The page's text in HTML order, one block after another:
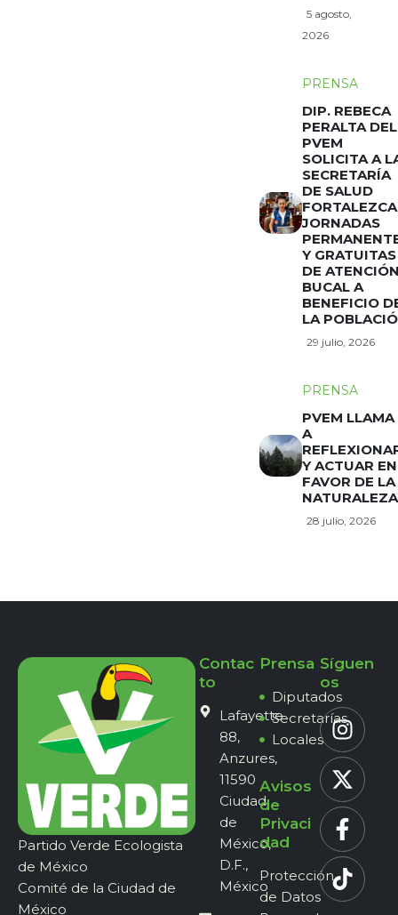
5 agosto,
2026
PRENSA
DIP. REBECA
PERALTA DEL
PVEM
SOLICITA A
SECRETARÍA
DE SALUD
FORTALEZCA
JORNADAS
Y GRATUITAS
DE
BUCAL A
BENEFICIO
LA
29 julio, 2026
PRENSA
PVEM LLAMA
A
Y ACTUAR EN
FAVOR DE LA
NATURALEZA
28 julio, 2026
Partido Verde Ecologista
de México
Comité de la Ciudad de
México
Contac
to
Lafayette
88,
Anzures,
11590
Ciudad
de
México,
D.F.,
México
Prensa
Diputados
Secretarías
Locales
Avisos
de
Privaci
dad
Protección
de Datos
Síguen
os